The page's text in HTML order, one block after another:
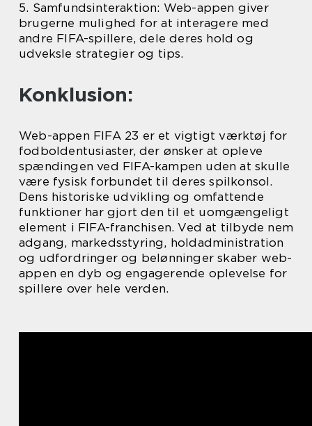
5. Samfundsinteraktion: Web-appen giver
brugerne mulighed for at interagere med
andre FIFA-spillere, dele deres hold og
udveksle strategier og tips.
Konklusion:
Web-appen FIFA 23 er et vigtigt værktøj for
fodboldentusiaster, der ønsker at opleve
spændingen ved FIFA-kampen uden at skulle
være fysisk forbundet til deres spilkonsol.
Dens historiske udvikling og omfattende
funktioner har gjort den til et uomgængeligt
element i FIFA-franchisen. Ved at tilbyde nem
adgang, markedsstyring, holdadministration
og udfordringer og belønninger skaber web-
appen en dyb og engagerende oplevelse for
spillere over hele verden.